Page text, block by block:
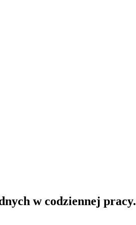
w codziennej pracy.